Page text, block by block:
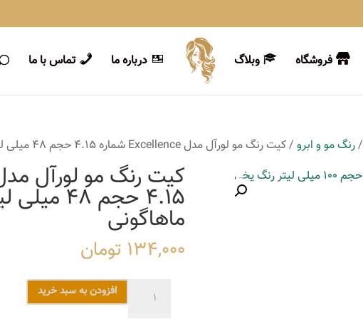
فروشگاه وبلاگ درباره ما تماس با ما
/رنگ مو و ابرو / کیت رنگ مو لورآل مدل Excellence شماره 4.15 حجم 48 میلی لیتر رنگ قهوه ای ماهاگونی
4.15 حجم
ماهاگونی
134,000 تومان
افزودن به سبد خرید